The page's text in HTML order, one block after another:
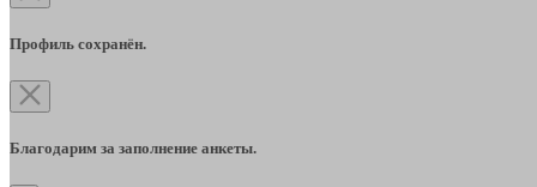
Профиль сохранён.
Благодарим за заполнение анкеты.